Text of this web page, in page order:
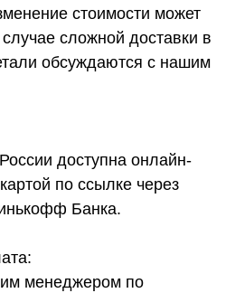
стоимости может
сложной доставки в
обсуждаются с нашим
доступна онлайн-
по ссылке через
Банка.
менеджером по
и наши